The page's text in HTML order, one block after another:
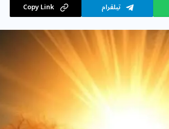
تيلقرام Copy Link